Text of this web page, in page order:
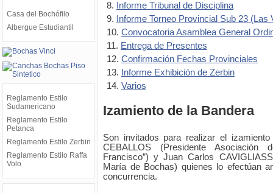
Casa del Bochófilo
Albergue Estudiantil
Reglamento Estilo
Sudamericano
Reglamento Estilo
Petanca
Reglamento Estilo Zerbin
Reglamento Estilo Raffa
Volo
8.
Informe Tribunal de Disciplina
9.
Informe Torneo Provincial Sub 23 (Las
10. Convocatoria Asamblea General
11. Entrega de Presentes
12. Confirmación Fechas Provinciales
13.
Informe Exhibición de Zerbin
14. Varios
Izamiento de la Bandera
Son invitados para realizar el
CEBALLOS (Presidente
Francisco”) y Juan Carlos
María de Bochas) quienes lo efectúan
concurrencia.